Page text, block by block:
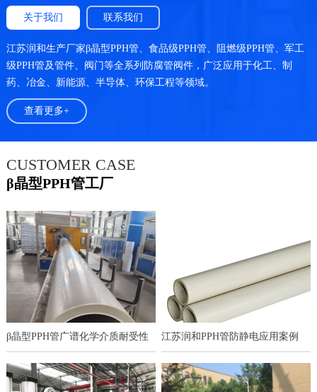
关于我们 联系我们
江苏润和生产厂家β晶型PPH管、食品级PPH管、阻燃级PPH管、军工
级PPH管及管件、阀门等全系列防腐管阀件，广泛应用于化工、制
药、冶金、新能源、半导体、环保工程等领域。
查看更多+
CUSTOMER CASE
β晶型PPH管工厂
β晶型PPH管广谱化学介质耐受性 江苏润和PPH管防静电应用案例